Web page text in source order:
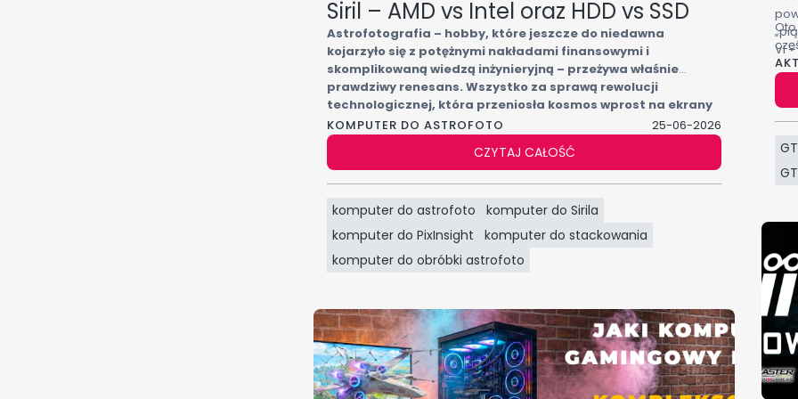
renderowania oraz najlepszy stosunek możliwości do ceny przy
profesjonalnym montażu wideo.
KOMPUTER DO ASTROFOTO 25-06-2026
Siril – AMD vs Intel oraz HDD vs SSD
Astrofotografia – hobby, które jeszcze do niedawna
kojarzyło się z potężnymi nakładami finansowymi i
skomplikowaną wiedzą inżynieryjną – przeżywa właśnie
prawdziwy renesans. Wszystko za sprawą rewolucji
technologicznej, która przeniosła kosmos wprost na ekrany
naszych komputerów. Jednak uchwycenie fotonów z
odległych mgławic i galaktyk to dopiero połowa sukcesu.
Prawdziwa magia (i wyzwanie dla sprzętu) dzieje się za
sprawą Twojego komputera. Jak szybko? Dowiesz się z tego
procesorów i dysków w darmowym programie Siril.
CZYTAJ CAŁOŚĆ
komputer do astrofoto
komputer do Sirila
komputer do PixInsight
komputer do stackowania
komputer do obróbki astrofoto
VI